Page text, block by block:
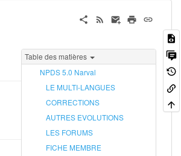
Table des matières
NPDS 5.0 Narval
LE MULTI-LANGUES
CORRECTIONS
AUTRES EVOLUTIONS
LES FORUMS
FICHE MEMBRE